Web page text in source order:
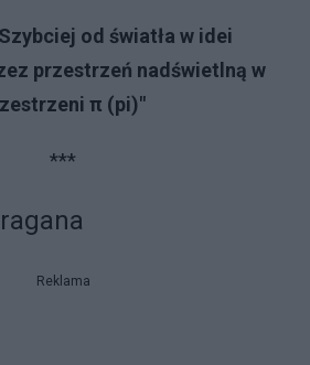
Szybciej od światła w idei
przestrzeń nadświetlną w
π (pi)"
***
Reklama